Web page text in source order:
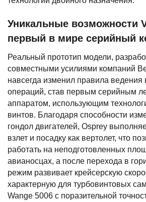
Уникальные возможности
первый в мире серийный
Реальный прототип модели,
совместными усилиями компаний
навсегда изменил правила
операций, став первым серийным
аппаратом, использующим
винтов. Благодаря способности
гондол двигателей, Osprey
взлет и посадку как вертолет, что
работать на неподготовленных
авианосцах, а после перехода в
режим развивает крейсерскую
характерную для турбовинтовых
Wange 5006 с поразительной